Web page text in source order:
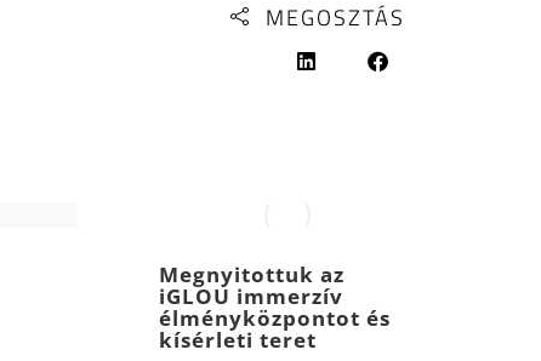
MEGOSZTÁS
Megnyitottuk az
iGLOU immerzív
élményközpontot és
kísérleti teret